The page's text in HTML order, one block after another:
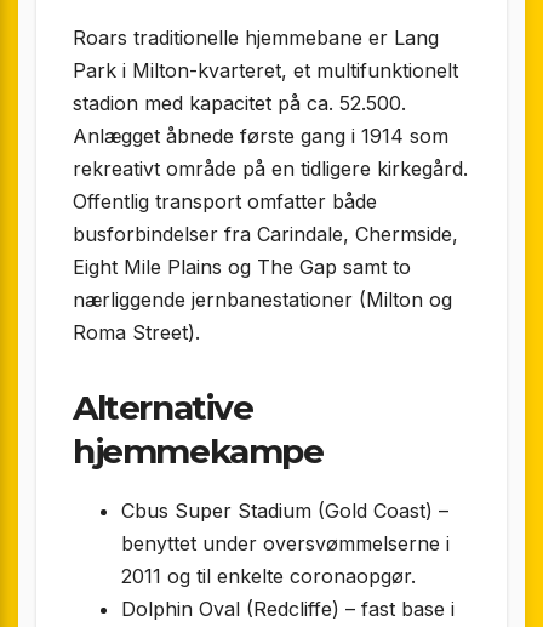
Roars traditionelle hjemmebane er Lang
Park i Milton-kvarteret, et multifunktionelt
stadion med kapacitet på ca. 52.500.
Anlægget åbnede første gang i 1914 som
rekreativt område på en tidligere kirkegård.
Offentlig transport omfatter både
busforbindelser fra Carindale, Chermside,
Eight Mile Plains og The Gap samt to
nærliggende jernbanestationer (Milton og
Roma Street).
Alternative
hjemmekampe
Cbus Super Stadium (Gold Coast) –
benyttet under oversvømmelserne i
2011 og til enkelte coronaopgør.
Dolphin Oval (Redcliffe) – fast base i